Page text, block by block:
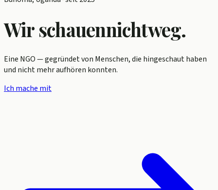
Wir schauennichtweg.
Eine NGO — gegründet von Menschen, die hingeschaut haben
und nicht mehr aufhören konnten.
Ich mache mit